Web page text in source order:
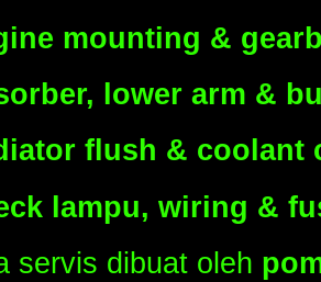
mounting &
lower arm &
flush & coolant
lampu, wiring &
servis dibuat oleh